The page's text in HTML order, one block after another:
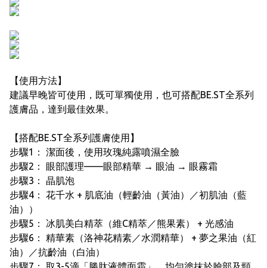
【使用方法】
建議早晚皆可使用，既可單獨使用，也可搭配BE.ST全系列
護膚品，達到最佳效果。
【搭配BE.ST全系列護膚使用】
步驟1： 潔面後，使用玫瑰純露噴濕全臉
步驟2： 眼部護理——眼部精華 → 眼油 → 眼霧霜
步驟3： 晶肌泡
步驟4： 花千水 + 肌底油（輕齡油（黃油）／初肌油（藍
油））
步驟5： 冰肌美白精萃（維C精萃／熊果素） + 光感油
步驟6： 精華素（洛神花精素／水潤精華） + 夢之果油（紅
油）／抗齡油（白油）